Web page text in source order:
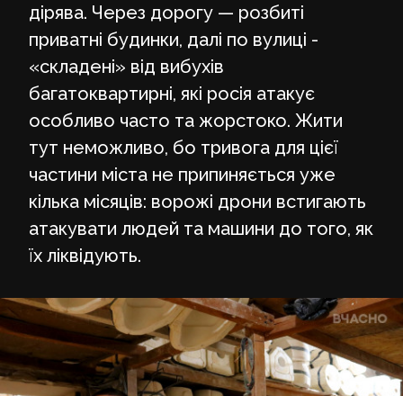
дірява. Через дорогу — розбиті
приватні будинки, далі по вулиці -
«складені» від вибухів
багатоквартирні, які росія атакує
особливо часто та жорстоко. Жити
тут неможливо, бо тривога для цієї
частини міста не припиняється уже
кілька місяців: ворожі дрони встигають
атакувати людей та машини до того, як
їх ліквідують.